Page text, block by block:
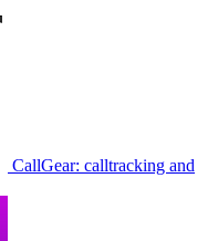
CallGear: calltracking and